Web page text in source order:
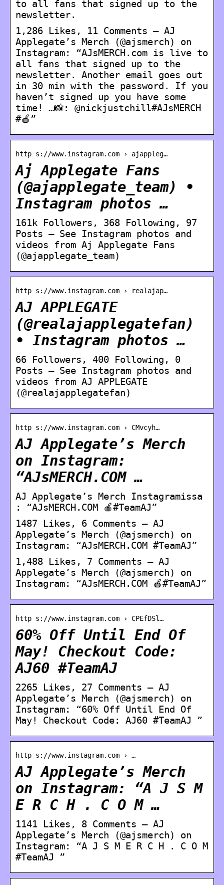
to all fans that signed up to the
newsletter.
1,286 Likes, 11 Comments – AJ
Applegate’s Merch (@ajsmerch) on
Instagram: “AJsMERCH.com is live to
all fans that signed up to the
newsletter. Another email goes out
in 30 min with the password. If you
haven’t signed up you have some
time! …📸: @nickjustchill#AJsMERCH
#🍎”
http s://www.instagram.com › ajappleg…
Aj Applegate Fans
(@ajapplegate_team) •
Instagram photos …
161k Followers, 368 Following, 97
Posts – See Instagram photos and
videos from Aj Applegate Fans
(@ajapplegate_team)
http s://www.instagram.com › realajap…
AJ APPLEGATE
(@realajapplegatefan)
• Instagram photos …
66 Followers, 400 Following, 0
Posts – See Instagram photos and
videos from AJ APPLEGATE
(@realajapplegatefan)
http s://www.instagram.com › CMvcyh…
AJ Applegate’s Merch
on Instagram:
“AJsMERCH.COM …
AJ Applegate’s Merch Instagramissa
: “AJsMERCH.COM 🍎#TeamAJ”
1487 Likes, 6 Comments – AJ
Applegate’s Merch (@ajsmerch) on
Instagram: “AJsMERCH.COM #TeamAJ”
1,488 Likes, 7 Comments – AJ
Applegate’s Merch (@ajsmerch) on
Instagram: “AJsMERCH.COM 🍎#TeamAJ”
http s://www.instagram.com › CPEfDSl…
60% Off Until End Of
May! Checkout Code:
AJ60 #TeamAJ
2265 Likes, 27 Comments – AJ
Applegate’s Merch (@ajsmerch) on
Instagram: “60% Off Until End Of
May! Checkout Code: AJ60 #TeamAJ ”
http s://www.instagram.com › …
AJ Applegate’s Merch
on Instagram: “A J S M
E R C H . C O M …
1141 Likes, 8 Comments – AJ
Applegate’s Merch (@ajsmerch) on
Instagram: “A J S M E R C H . C O M
#TeamAJ ”